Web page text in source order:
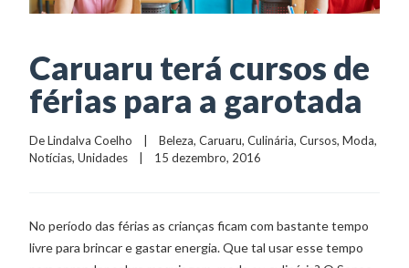
Caruaru terá cursos de
férias para a garotada
De Lindalva Coelho
    |
Beleza, Caruaru, Culinária, Cursos, Moda
Notícias, Unidades
    |    15 dezembro, 2016
No período das férias as crianças ficam com bastante tempo
livre para brincar e gastar energia. Que tal usar esse tempo